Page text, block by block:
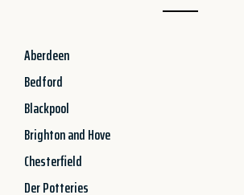
Aberdeen
Bedford
Blackpool
Brighton and Hove
Chesterfield
Der Potteries